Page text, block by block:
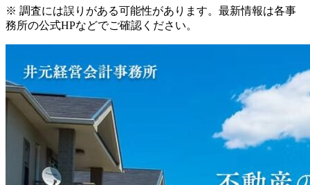
※ 調査には誤りがある可能性があります。最新情報は各事
務所の公式HPなどでご確認ください。